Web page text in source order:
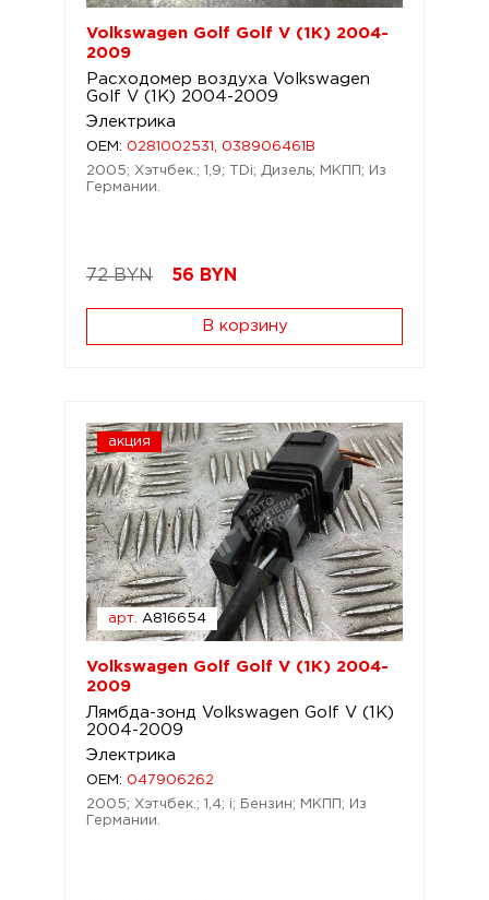
Volkswagen Golf Golf V (1K) 2004-
2009
Расходомер воздуха Volkswagen
Golf V (1K) 2004-2009
Электрика
OEM: 0281002531, 038906461B
2005; Хэтчбек.; 1,9; TDi; Дизель; МКПП; Из
Германии.
72 BYN 56 BYN
В корзину
акция
арт. A816654
Volkswagen Golf Golf V (1K) 2004-
2009
Лямбда-зонд Volkswagen Golf V (1K)
2004-2009
Электрика
OEM: 047906262
2005; Хэтчбек.; 1,4; i; Бензин; МКПП; Из
Германии.